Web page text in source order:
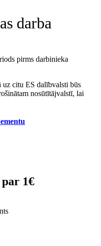
darba
pirms darbinieka
uz citu ES dalībvalsti būs
nosūtītājvalstī, lai
par 1€